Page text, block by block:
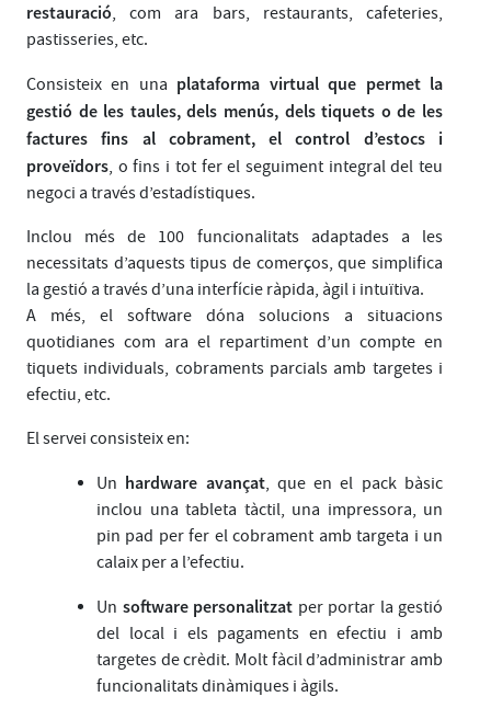
restauració, com ara bars, restaurants, cafeteries,
pastisseries, etc.
Consisteix en una plataforma virtual que permet la
gestió de les taules, dels menús, dels tiquets o de les
factures fins al cobrament, el control d’estocs i
proveïdors, o fins i tot fer el seguiment integral del teu
negoci a través d’estadístiques.
Inclou més de 100 funcionalitats adaptades a les
necessitats d’aquests tipus de comerços, que simplifica
la gestió a través d’una interfície ràpida, àgil i intuïtiva.
A més, el software dóna solucions a situacions
quotidianes com ara el repartiment d’un compte en
tiquets individuals, cobraments parcials amb targetes i
efectiu, etc.
El servei consisteix en:
Un hardware avançat, que en el pack bàsic
inclou una tableta tàctil, una impressora, un
pin pad per fer el cobrament amb targeta i un
calaix per a l’efectiu.
Un software personalitzat per portar la gestió
del local i els pagaments en efectiu i amb
targetes de crèdit. Molt fàcil d’administrar amb
funcionalitats dinàmiques i àgils.